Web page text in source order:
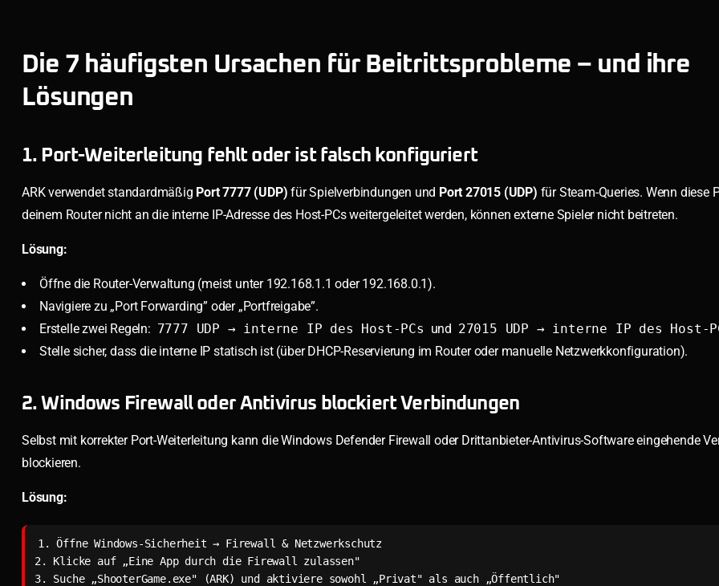
Die 7 häufigsten Ursachen für Beitrittsprobleme – und ihre
Lösungen
1. Port-Weiterleitung fehlt oder ist falsch konfiguriert
ARK verwendet standardmäßig Port 7777 (UDP) für Spielverbindungen und Port 27015 (UDP) für Steam-Queries. Wenn diese
deinem Router nicht an die interne IP-Adresse des Host-PCs weitergeleitet werden, können externe Spieler nicht beitreten.
Lösung:
Öffne die Router-Verwaltung (meist unter 192.168.1.1 oder 192.168.0.1).
Navigiere zu „Port Forwarding” oder „Portfreigabe”.
Erstelle zwei Regeln: 7777 UDP → interne IP des Host-PCs und 27015 UDP → interne IP des Host-
Stelle sicher, dass die interne IP statisch ist (über DHCP-Reservierung im Router oder manuelle Netzwerkkonfiguration).
2. Windows Firewall oder Antivirus blockiert Verbindungen
Selbst mit korrekter Port-Weiterleitung kann die Windows Defender Firewall oder Drittanbieter-Antivirus-Software eingehende
blockieren.
Lösung:
1. Öffne Windows-Sicherheit → Firewall & Netzwerkschutz
2. Klicke auf „Eine App durch die Firewall zulassen"
3. Suche „ShooterGame.exe" (ARK) und aktiviere sowohl „Privat" als auch „Öffentlich"